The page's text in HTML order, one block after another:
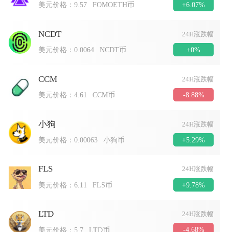
美元价格：9.57 FOMOETH币 +6.07%
NCDT 24H涨跌幅
美元价格：0.0064 NCDT币 +0%
CCM 24H涨跌幅
美元价格：4.61 CCM币 -8.88%
小狗 24H涨跌幅
美元价格：0.00063 小狗币 +5.29%
FLS 24H涨跌幅
美元价格：6.11 FLS币 +9.78%
LTD 24H涨跌幅
美元价格： 5.7 LTD币 -4.68%